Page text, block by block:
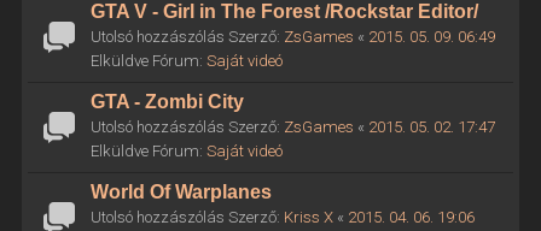
GTA V - Girl in The Forest /Rockstar Editor/
Utolsó hozzászólás Szerző: ZsGames « 2015. 05. 09. 06:49
Elküldve Fórum: Saját videó
GTA - Zombi City
Utolsó hozzászólás Szerző: ZsGames « 2015. 05. 02. 17:47
Elküldve Fórum: Saját videó
World Of Warplanes
Utolsó hozzászólás Szerző: Kriss X« 2015. 04. 06. 19:06